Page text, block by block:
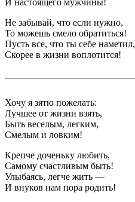
И настоящего мужчины!
Не забывай, что если нужно,
То можешь cмело обратиться!
Пусть все, что ты себе наметил,
Скорее в жизни воплотится!
Хочу я зятю пожелать:
Лучшее от жизни взять,
Быть веселым, легким,
Смелым и ловким!
Крепче доченьку любить,
Самому счастливым быть!
Улыбаясь, легче жить —
И внуков нам пора родить!